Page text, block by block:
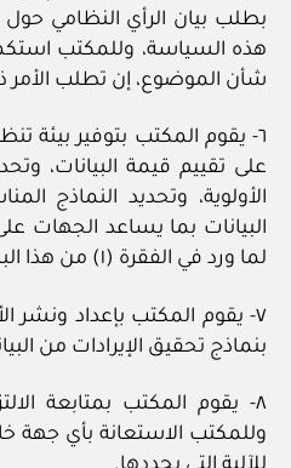
بطلب بيان الرأي النظامي
هذه السياسة، وللمكتب
شأن الموضوع، إن تطلب الأمر
٦- يقوم المكتب بتوفير بيئة
على تقييم قيمة البيانات،
الأولوية، وتحديد النماذج
البيانات بما يساعد الجهات
لما ورد في الفقرة (١) من هذا البند.
٧- يقوم المكتب بإعداد ونشر
بنماذج تحقيق الإيرادات من
٨- يقوم المكتب بمتابعة
وللمكتب الاستعانة بأي جهة